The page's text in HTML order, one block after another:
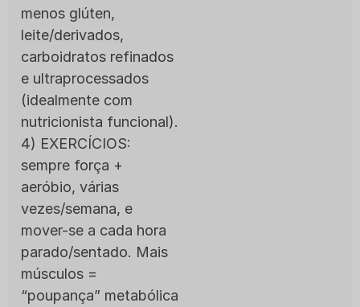
menos glúten,
leite/derivados,
carboidratos refinados
e ultraprocessados
(idealmente com
nutricionista funcional).
4) EXERCÍCIOS:
sempre força +
aeróbio, várias
vezes/semana, e
mover-se a cada hora
parado/sentado. Mais
músculos =
“poupança” metabólica